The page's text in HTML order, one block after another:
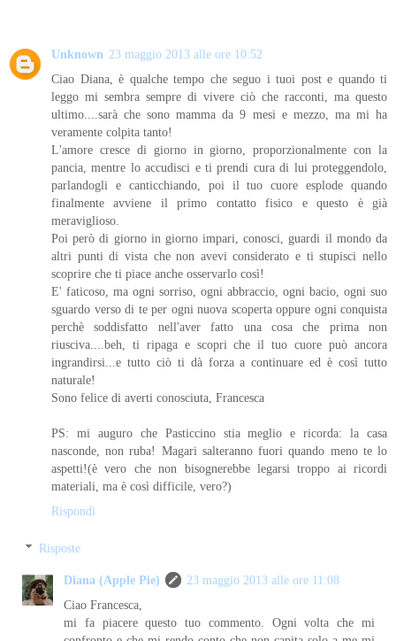
Unknown 23 maggio 2013 alle ore 10:52
Ciao Diana, è qualche tempo che seguo i tuoi post e quando ti
leggo mi sembra sempre di vivere ciò che racconti, ma questo
ultimo....sarà che sono mamma da 9 mesi e mezzo, ma mi ha
veramente colpita tanto!
L'amore cresce di giorno in giorno, proporzionalmente con la
pancia, mentre lo accudisci e ti prendi cura di lui proteggendolo,
parlandogli e canticchiando, poi il tuo cuore esplode quando
finalmente avviene il primo contatto fisico e questo è già
meraviglioso.
Poi però di giorno in giorno impari, conosci, guardi il mondo da
altri punti di vista che non avevi considerato e ti stupisci nello
scoprire che ti piace anche osservarlo così!
E' faticoso, ma ogni sorriso, ogni abbraccio, ogni bacio, ogni suo
sguardo verso di te per ogni nuova scoperta oppure ogni conquista
perchè soddisfatto nell'aver fatto una cosa che prima non
riusciva....beh, ti ripaga e scopri che il tuo cuore può ancora
ingrandirsi...e tutto ciò ti dà forza a continuare ed è così tutto
naturale!
Sono felice di averti conosciuta, Francesca
PS: mi auguro che Pasticcino stia meglio e ricorda: la casa
nasconde, non ruba! Magari salteranno fuori quando meno te lo
aspetti!(è vero che non bisognerebbe legarsi troppo ai ricordi
materiali, ma è così difficile, vero?)
Rispondi
Risposte
Diana (Apple Pie)
23 maggio 2013 alle ore 11:08
Ciao Francesca,
mi fa piacere questo tuo commento. Ogni volta che mi